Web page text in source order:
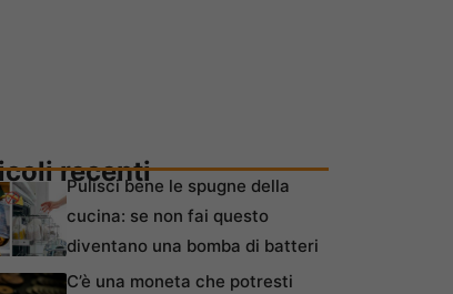
recenti
Pulisci bene le spugne della
cucina: se non fai questo
diventano una bomba di batteri
C’è una moneta che potresti